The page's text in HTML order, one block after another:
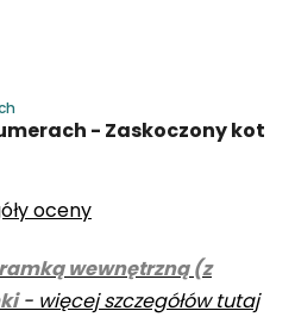
wewnętrzną (z
- więcej szczegółów tutaj
- Zaskoczony kot
oceny